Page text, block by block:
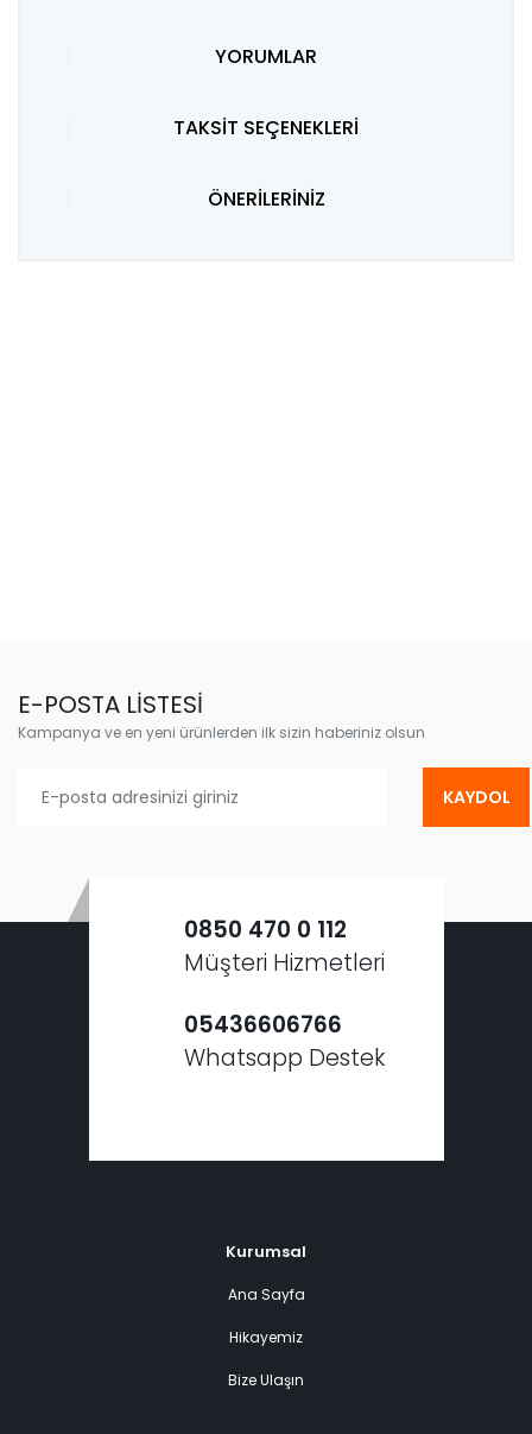
YORUMLAR
TAKSİT SEÇENEKLERİ
ÖNERİLERİNİZ
E-POSTA LİSTESİ
Kampanya ve en yeni ürünlerden ilk sizin haberiniz olsun
KAYDOL
0850 470 0 112
Müşteri Hizmetleri
05436606766
Whatsapp Destek
Kurumsal
Ana Sayfa
Hikayemiz
Bize Ulaşın